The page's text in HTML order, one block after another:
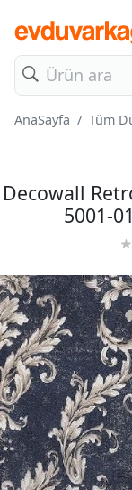
AnaSayfa Tüm
Decowall
5001-